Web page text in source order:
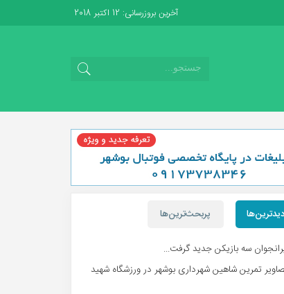
آخرین بروزرسانی: 12 اکتبر 2018
پربحث‌ترین‌ها
سه بازیکن جدید گرفت...
تمرین شاهین شهردارى بوشهر در ورزشگاه شهید